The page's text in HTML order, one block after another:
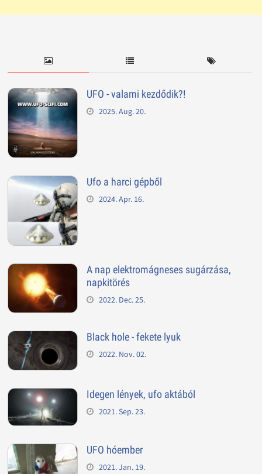
UFO - valami kezdődik?!
2025. Aug. 20.
Ufo a harci gépből
2024. Apr. 16.
A nap elektromágneses sugárzása,
napkitörés
2022. Dec. 25.
Black hole - fekete lyuk
2022. Nov. 02.
Idegen lények, ufo aktából
2021. Sep. 23.
UFO hóember
2021. Jan. 19.